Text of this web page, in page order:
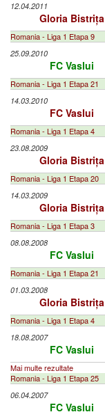
12.04.2011
Gloria Bistrița
Romania - Liga 1 Etapa 9
25.09.2010
FC Vaslui
Romania - Liga 1 Etapa 21
14.03.2010
FC Vaslui
Romania - Liga 1 Etapa 4
23.08.2009
Gloria Bistrița
Romania - Liga 1 Etapa 20
14.03.2009
Gloria Bistrița
Romania - Liga 1 Etapa 3
08.08.2008
FC Vaslui
Romania - Liga 1 Etapa 21
01.03.2008
Gloria Bistrița
Romania - Liga 1 Etapa 4
18.08.2007
FC Vaslui
Mai multe rezultate
Romania - Liga 1 Etapa 25
06.04.2007
FC Vaslui